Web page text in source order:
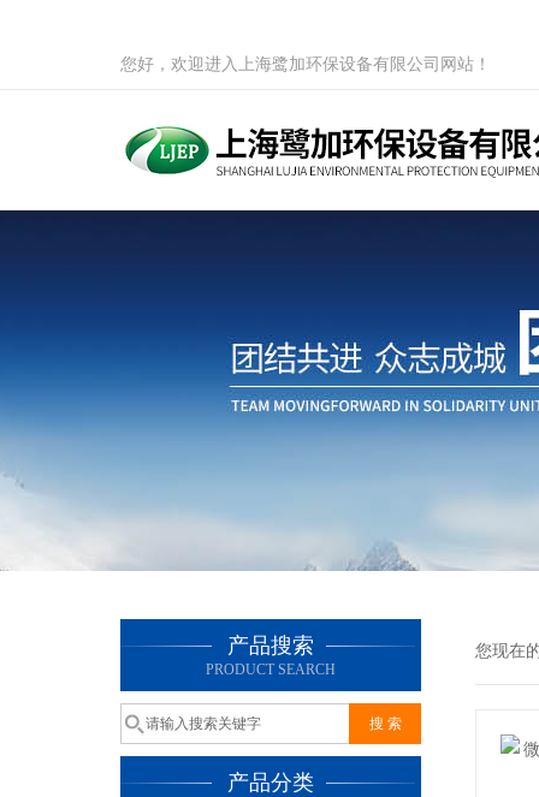
您好，欢迎进入上海鹭加环保设备有限公司网站！
产品搜索
PRODUCT SEARCH
产品分类
您现在